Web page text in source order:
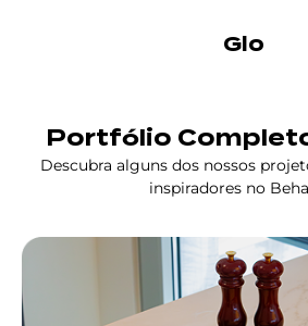
Glo
Portfólio
Descubra alguns dos nossos
inspiradores no